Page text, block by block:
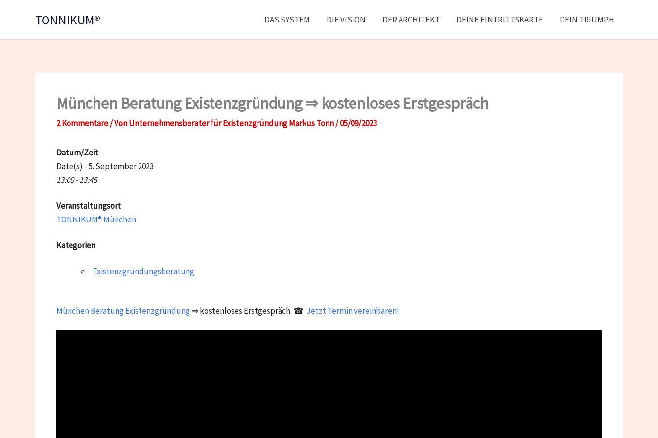
TONNIKUM® DAS SYSTEM DIE VISION DER ARCHITEKT DEINE EINTRITTSKARTE DEIN TRIUMPH
München Beratung Existenzgründung ⇒ kostenloses Erstgespräch
2 Kommentare / VonUnternehmensberater für Existenzgründung Markus Tonn/05/09/2023
Datum/Zeit
Date(s) - 5. September 2023
13:00 - 13:45
Veranstaltungsort
TONNIKUM® München
Kategorien
Existenzgründungsberatung
München Beratung Existenzgründung⇒ kostenloses Erstgespräch ☎ Jetzt Termin vereinbaren!